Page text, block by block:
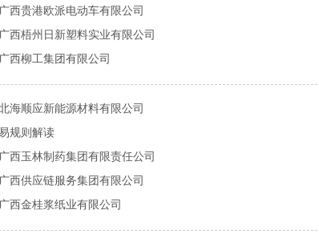
西贵港欧派电动车有限公司
西梧州日新塑料实业有限公司
西柳工集团有限公司
海顺应新能源材料有限公司
规则解读
西玉林制药集团有限责任公司
西供应链服务集团有限公司
西金桂浆纸业有限公司